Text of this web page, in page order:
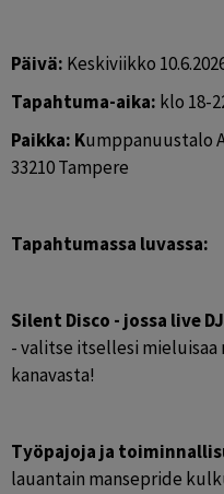
Päivä: Keskiviikko
Tapahtuma-aika: klo 18-
Paikka: Kumppanuustalo
33210 Tampere
Tapahtumassa luvassa:
Silent Disco - jossa live DJ
- valitse itsellesi
kanavasta!
Työpajoja ja
lauantain mansepride